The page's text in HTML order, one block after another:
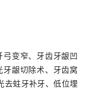
变窄、牙齿牙龈凹
龈切除术、牙齿窝
去蛀牙补牙、低位埋